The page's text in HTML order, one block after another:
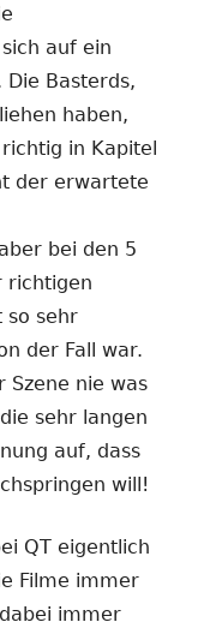
auf ein
Basterds,
haben,
in Kapitel
der erwartete
bei den 5
richtigen
so sehr
der Fall war.
nie was
sehr langen
auf, dass
will!
QT eigentlich
Filme immer
immer